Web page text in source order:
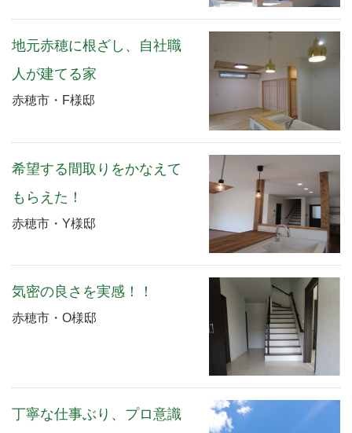
地元赤穂に根ざし、自社職
人が建てる家
赤穂市・F様邸
希望する間取りをかなえて
もらえた！
赤穂市・Y様邸
気密の良さを実感！！
赤穂市・O様邸
丁寧な仕事ぶり、プロ意識